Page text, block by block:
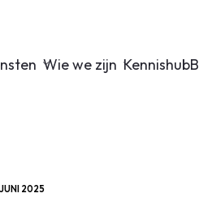
Wie we zijn Kennishub
2025